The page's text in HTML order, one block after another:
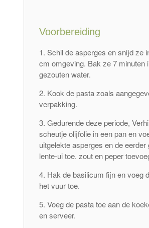
Voorbereiding
Schil de asperges en snijd ze
cm omgeving. Bak ze 7 minuten
gezouten water.
Kook de pasta zoals
verpakking.
Gedurende deze periode,
scheutje olijfolie in een pan en
uitgelekte asperges en de eerder
lente-ui toe. zout en peper
Hak de basilicum fijn en voeg
het vuur toe.
Voeg de pasta toe aan de
en serveer.